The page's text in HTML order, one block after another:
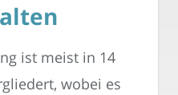
ist meist in 14
wobei es